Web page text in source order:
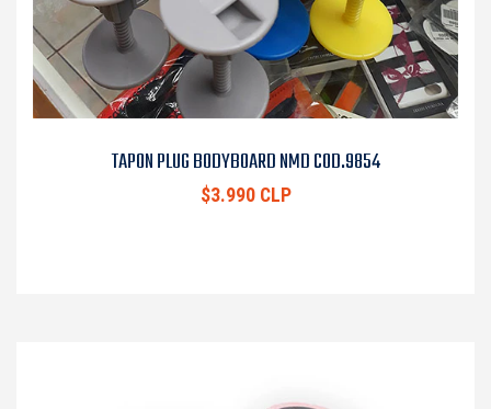
TAPON PLUG BODYBOARD NMD COD.9854
$3.990 CLP